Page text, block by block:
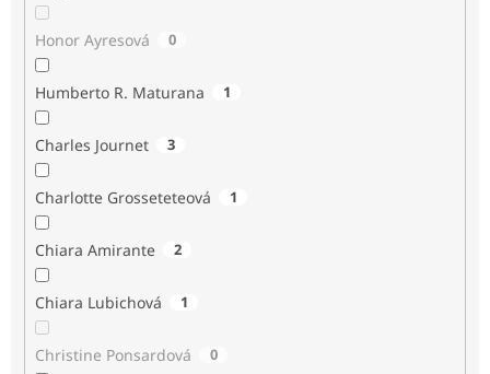
Honor Ayresová 0
Humberto R. Maturana 1
Charles Journet 3
Charlotte Grosseteteová 1
Chiara Amirante 2
Chiara Lubichová 1
Christine Ponsardová 0